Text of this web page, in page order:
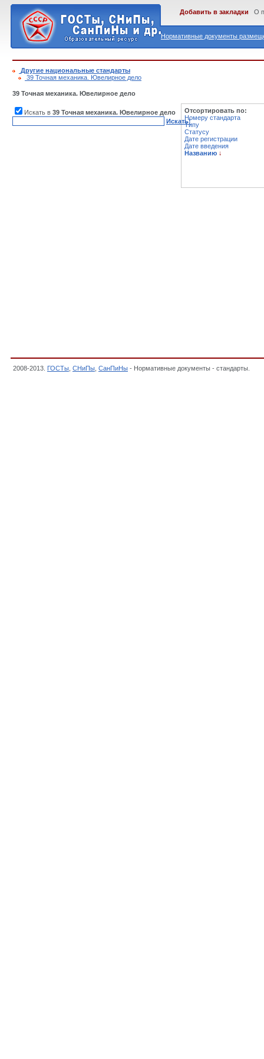
Нормативные документы
Добавить в закладки О
Другие национальные стандарты
39 Точная механика. Ювелирное дело
39 Точная механика. Ювелирное дело
Искать в 39 Точная механика. Ювелирное дело
Искать!
Отсортировать по:
Номеру стандарта
Типу
Статусу
Дате регистрации
Дате введения
Названию ↓
2008-2013. ГОСТы СНиПы СанПиНы - Нормативные документы - стандарты.